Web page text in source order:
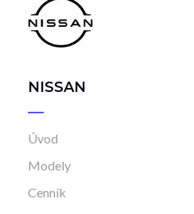
NISSAN
Úvod
Modely
Cenník